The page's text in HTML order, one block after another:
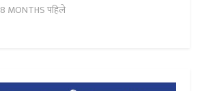
8 MONTHS पहिले